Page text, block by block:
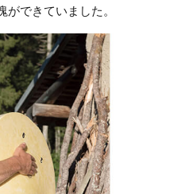
できていました。